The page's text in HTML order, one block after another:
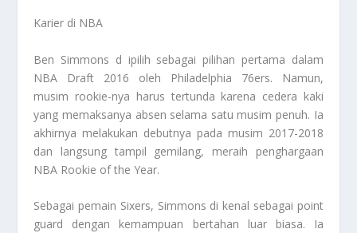
Karier di NBA
Ben Simmons d ipilih sebagai pilihan pertama dalam
NBA Draft 2016 oleh Philadelphia 76ers. Namun,
musim rookie-nya harus tertunda karena cedera kaki
yang memaksanya absen selama satu musim penuh. Ia
akhirnya melakukan debutnya pada musim 2017-2018
dan langsung tampil gemilang, meraih penghargaan
NBA Rookie of the Year.
Sebagai pemain Sixers, Simmons di kenal sebagai point
guard dengan kemampuan bertahan luar biasa. Ia